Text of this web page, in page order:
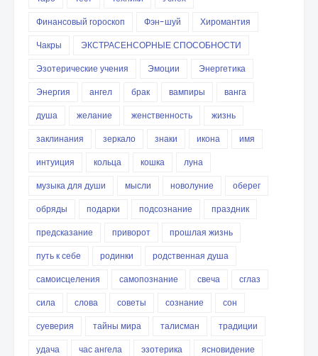
Финансовый гороскоп
Фэн-шуй
Хиромантия
Чакры
ЭКСТРАСЕНСОРНЫЕ СПОСОБНОСТИ
Эзотерические учения
Эмоции
Энергетика
Энергия
ангел брак вампиры
ванга
душа
желание женственность
жизнь
заклинания
зеркало знаки икона
имя
интуиция
кольца кошка
луна
музыка для души
мысли новолуние
оберег
обряды
подарки подсознание
праздник
предсказание
приворот
прошлая жизнь
путь к себе
родинки
родственная душа
самоисцеления
самопознание свеча
сглаз
сила
слова советы сознание
сон
суеверия
тайны мира талисман
традиции
удача
час ангела эзотерика ясновидение